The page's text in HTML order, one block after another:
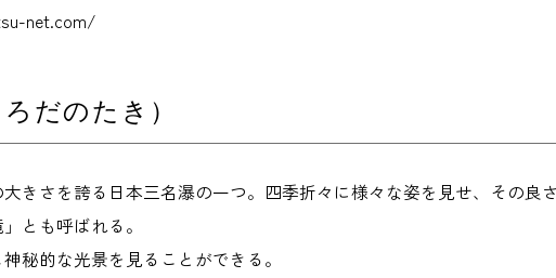
net.com/
だのたき）
きさを誇る日本三名瀑の一つ。四季折々に様々な姿を見せ、その良
とも呼ばれる。
秘的な光景を見ることができる。